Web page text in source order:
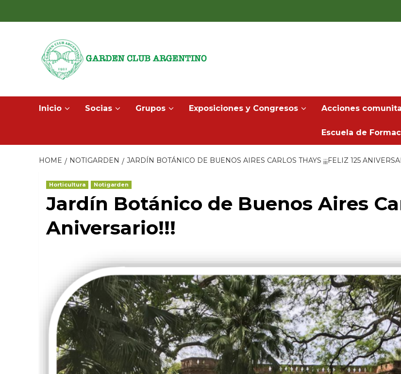
Inicio Socias Grupos Exposiciones y Congresos Acciones
Escuela de
HOME NOTIGARDEN JARDÍN BOTÁNICO DE BUENOS AIRES CARLOS THAYS ¡¡¡FELIZ 125
Horticultura Notigarden
Jardín Botánico de Buenos Aires
Aniversario!!!